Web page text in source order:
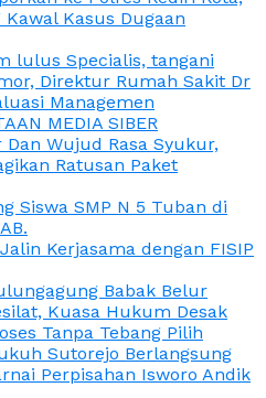
Kawal Kasus Dugaan
lulus Specialis, tangani
Direktur Rumah Sakit Dr
Managemen
MEDIA SIBER
Wujud Rasa Syukur,
Ratusan Paket
Siswa SMP N 5 Tuban di
Kerjasama dengan FISIP
Babak Belur
Kuasa Hukum Desak
Tanpa Tebang Pilih
Sutorejo Berlangsung
Perpisahan Isworo Andik